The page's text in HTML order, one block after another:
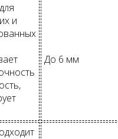
и
До 6 мм